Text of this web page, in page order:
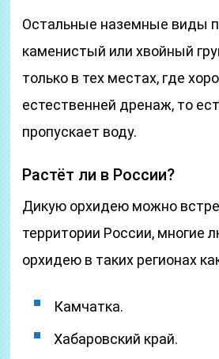
Остальные наземные виды
каменистый или хвойный
только в тех местах, где
естественней дренаж, то
пропускает воду.
Растёт ли в России?
Дикую орхидею можно
территории России, многие
орхидею в таких регионах
Камчатка.
Хабаровский край.